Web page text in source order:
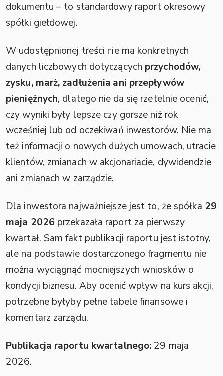
dokumentu – to standardowy raport okresowy
spółki giełdowej.
W udostępnionej treści nie ma konkretnych
danych liczbowych dotyczących przychodów,
zysku, marż, zadłużenia ani przepływów
pieniężnych, dlatego nie da się rzetelnie ocenić,
czy wyniki były lepsze czy gorsze niż rok
wcześniej lub od oczekiwań inwestorów. Nie ma
też informacji o nowych dużych umowach, utracie
klientów, zmianach w akcjonariacie, dywidendzie
ani zmianach w zarządzie.
Dla inwestora najważniejsze jest to, że spółka 29
maja 2026 przekazała raport za pierwszy
kwartał. Sam fakt publikacji raportu jest istotny,
ale na podstawie dostarczonego fragmentu nie
można wyciągnąć mocniejszych wniosków o
kondycji biznesu. Aby ocenić wpływ na kurs akcji,
potrzebne byłyby pełne tabele finansowe i
komentarz zarządu.
Publikacja raportu kwartalnego: 29 maja
2026.